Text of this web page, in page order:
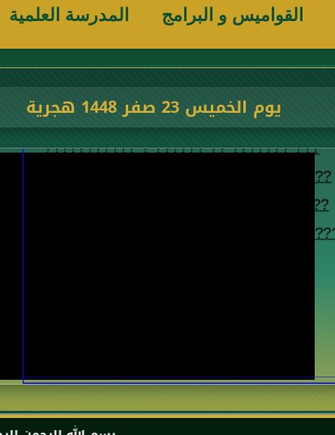
القواميس و البرامج المدرسة العلمية
يوم الخميس 23 صفر 1448 هجرية